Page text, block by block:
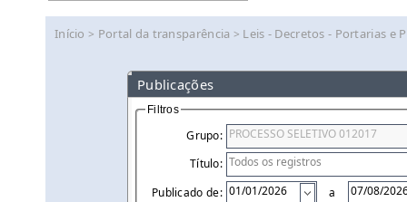
Início > Portal da transparência > Leis - Decretos - Portarias e
Publicações
Filtros
Grupo:
Título:
Publicado de:
a